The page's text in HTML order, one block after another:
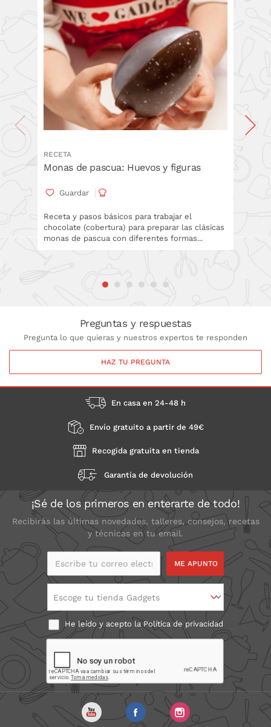
RECETA
Monas de pascua: Huevos y figuras
Guardar
Receta y pasos básicos para trabajar el
chocolate (cobertura) para preparar las clásicas
monas de pascua con diferentes formas...
Preguntas y respuestas
Pregunta lo que quieras y nuestros expertos te responden
HAZ TU PREGUNTA
En casa en 24-48 h
Envío gratuito a partir de 49€
Recogida gratuita en tienda
Garantía de devolución
¡Sé de los primeros en enterarte de todo!
Recibirás las últimas novedades, talleres, consejos, recetas
y técnicas en tu email.
Escribe tu correo
Escoge tu tienda Gadgets
He leído y acepto laPolítica de privacidad